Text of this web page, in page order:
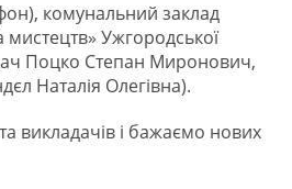
комунальний заклад
Ужгородської
Поцко Степан Миронович,
Наталія Олегівна).
викладачів і бажаємо нових